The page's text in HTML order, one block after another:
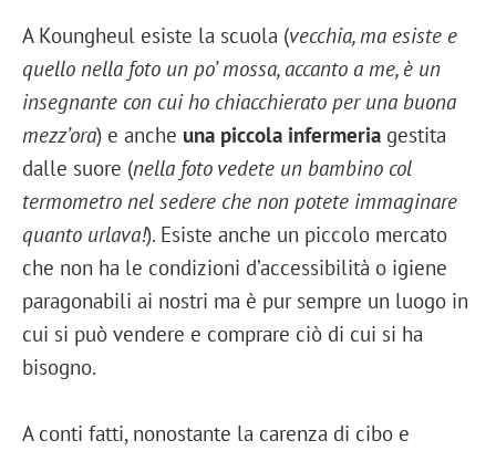
A Koungheul esiste la scuola (vecchia, ma esiste e
quello nella foto un po’ mossa, accanto a me, è un
insegnante con cui ho chiacchierato per una buona
mezz’ora) e anche una piccola infermeria gestita
dalle suore (nella foto vedete un bambino col
termometro nel sedere che non potete immaginare
quanto urlava!). Esiste anche un piccolo mercato
che non ha le condizioni d’accessibilità o igiene
paragonabili ai nostri ma è pur sempre un luogo in
cui si può vendere e comprare ciò di cui si ha
bisogno.
A conti fatti, nonostante la carenza di cibo e